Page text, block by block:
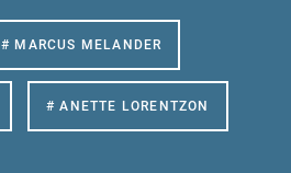
# MARCUS MELANDER
# ANETTE LORENTZON